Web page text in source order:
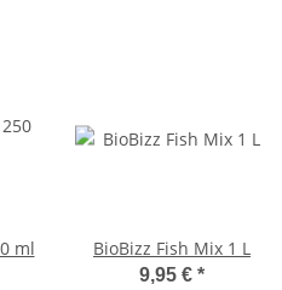
ml BioBizz Fish Mix 1 L
9,95 € *